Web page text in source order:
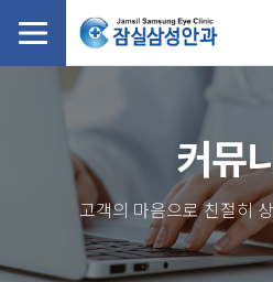
커뮤
고객의 마음으로 친절히